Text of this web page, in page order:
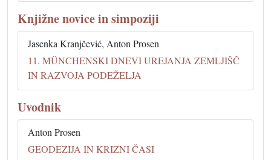
Knjižne novice in simpoziji
Jasenka Kranjčević, Anton Prosen
11. MÜNCHENSKI DNEVI UREJANJA ZEMLJIŠČ
IN RAZVOJA PODEŽELJA
Uvodnik
Anton Prosen
GEODEZIJA IN KRIZNI ČASI